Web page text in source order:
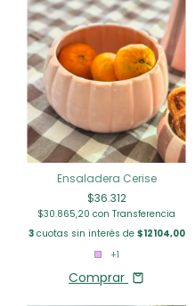
Ensaladera Cerise
$36.312
$30.865,20 con Transferencia
3cuotas sin interés de $12104,00
+1
Comprar